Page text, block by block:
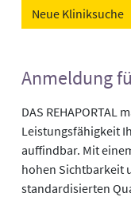
Neue Kliniksuche
Anmeldung
DAS REHAPORTAL
Leistungsfähigkeit
auffindbar. Mit
hohen Sichtbarkeit
standardisierten